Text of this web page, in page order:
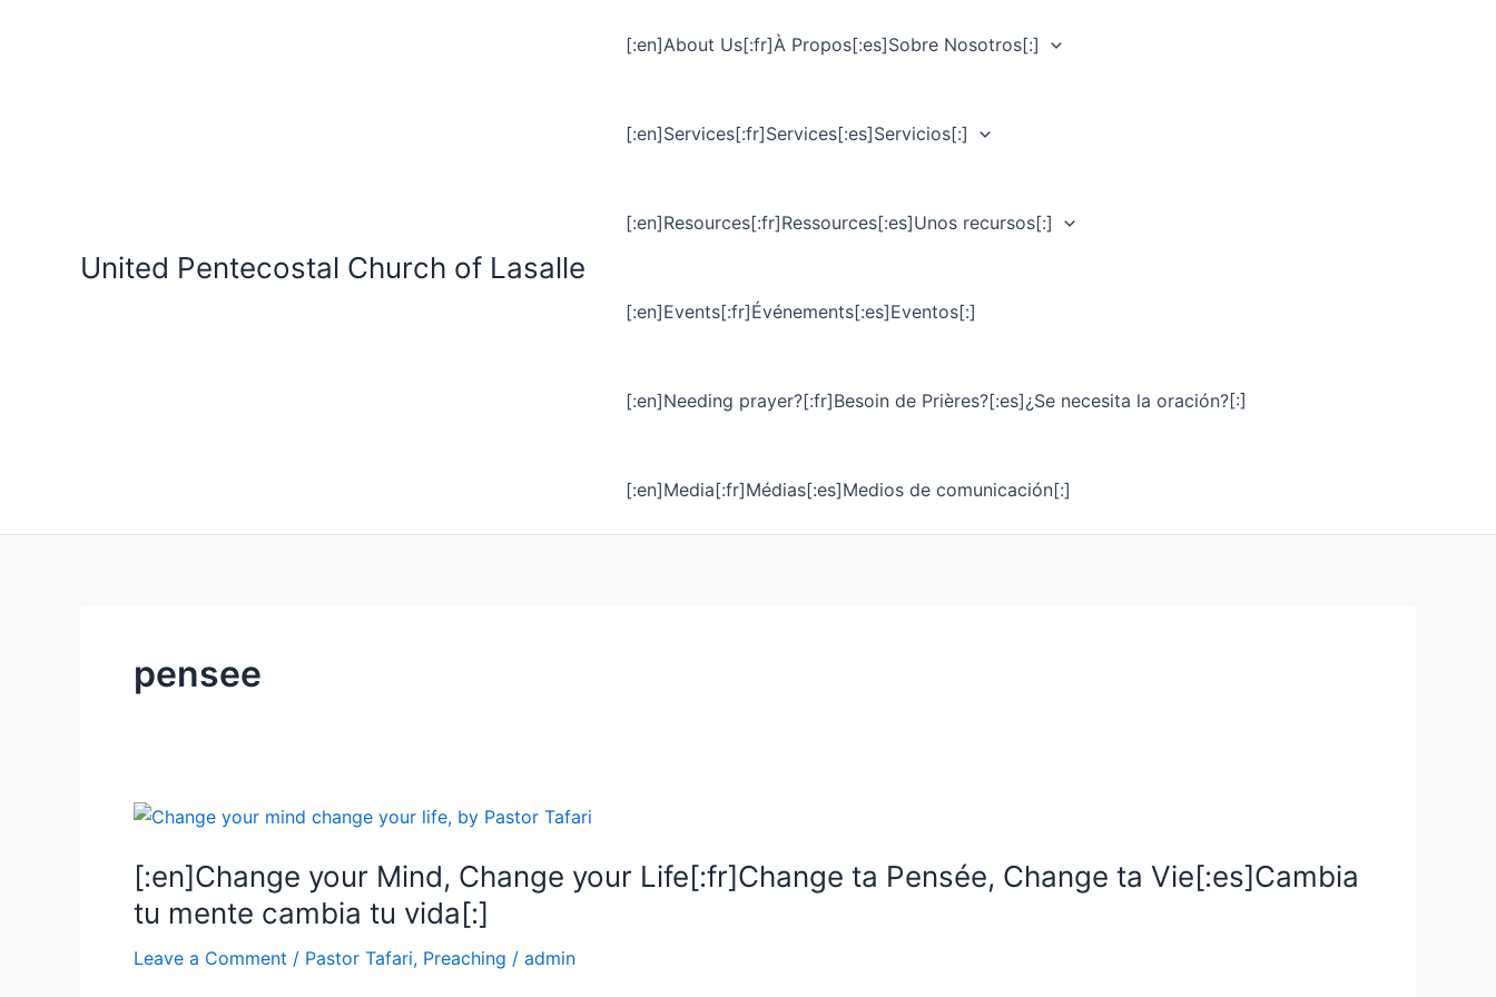
United Pentecostal Church of Lasalle
[:en]About Us[:fr]À Propos[:es]Sobre Nosotros[:]
[:en]Services[:fr]Services[:es]Servicios[:]
[:en]Resources[:fr]Ressources[:es]Unos recursos[:]
[:en]Events[:fr]Événements[:es]Eventos[:]
[:en]Needing prayer?[:fr]Besoin de Prières?[:es]¿Se necesita la oración?[:]
[:en]Media[:fr]Médias[:es]Medios de comunicación[:]
pensee
[:en]Change your Mind, Change your Life[:fr]Change ta Pensée, Change ta Vie[:es]Cambia
tu mente cambia tu vida[:]
Leave a Comment / Pastor Tafari, Preaching / admin